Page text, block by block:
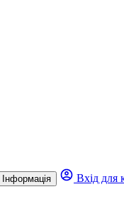
Інформація Вхід для